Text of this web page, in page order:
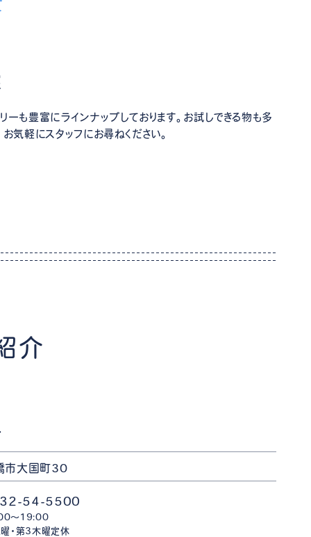
ーも豊富にラインナップしております。お試しできる物も多
気軽にスタッフにお尋ねください。
介
市大国町30
54-5500
〜19:00
・第3木曜定休